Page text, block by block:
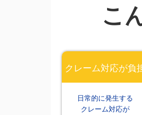
こ
クレーム対応が負
日常的に発生する
クレーム対応が